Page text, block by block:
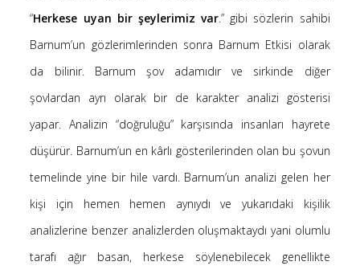
“Herkese uyan bir şeylerimiz var.” gibi sözlerin sahibi
Barnum’un gözlerimlerinden sonra Barnum Etkisi olarak
da bilinir. Barnum şov adamıdır ve sirkinde diğer
şovlardan ayrı olarak bir de karakter analizi gösterisi
yapar. Analizin “doğruluğu” karşısında insanları hayrete
düşürür. Barnum’un en kârlı gösterilerinden olan bu şovun
temelinde yine bir hile vardı. Barnum’un analizi gelen her
kişi için hemen hemen aynıydı ve yukarıdaki kişilik
analizlerine benzer analizlerden oluşmaktaydı yani olumlu
tarafı ağır basan, herkese söylenebilecek genellikte